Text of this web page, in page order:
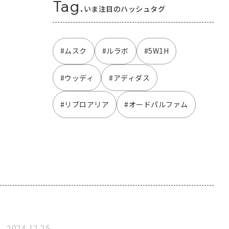
Tag. いま注目のハッシュタグ
#ムスク #ルラボ #5W1H
#ウッディ #アディダス
#リブロアリア #オードパルファム